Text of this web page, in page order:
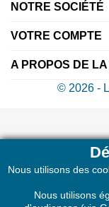
NOTRE SOCIÉTÉ
VOTRE COMPTE
A PROPOS DE
Nous utilisons des
Nous utilisons
© 2026 -